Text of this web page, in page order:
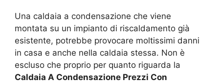
Una caldaia a condensazione che viene
montata su un impianto di riscaldamento già
esistente, potrebbe provocare moltissimi danni
in casa e anche nella caldaia stessa. Non è
escluso che proprio per quanto riguarda la
Caldaia A Condensazione Prezzi Con